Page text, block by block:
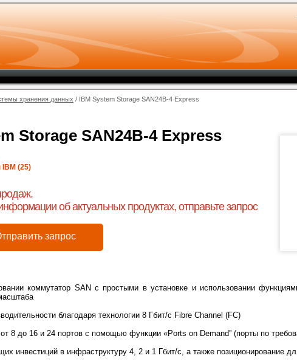
хранения данных / IBM System Storage SAN24B-4 Express
Storage SAN24B-4 Express
(25)
об актуальных продуктах, отправьте запрос
запрос
коммутатор SAN с простыми в установке и использовании
благодаря технологии 8 Гбит/с Fibre Channel (FC)
8 до 16 и 24 портов с помощью функции «Ports on Demand” (порты по
инвестиций в инфраструктуру 4, 2 и 1 Гбит/с, а также позиционирование